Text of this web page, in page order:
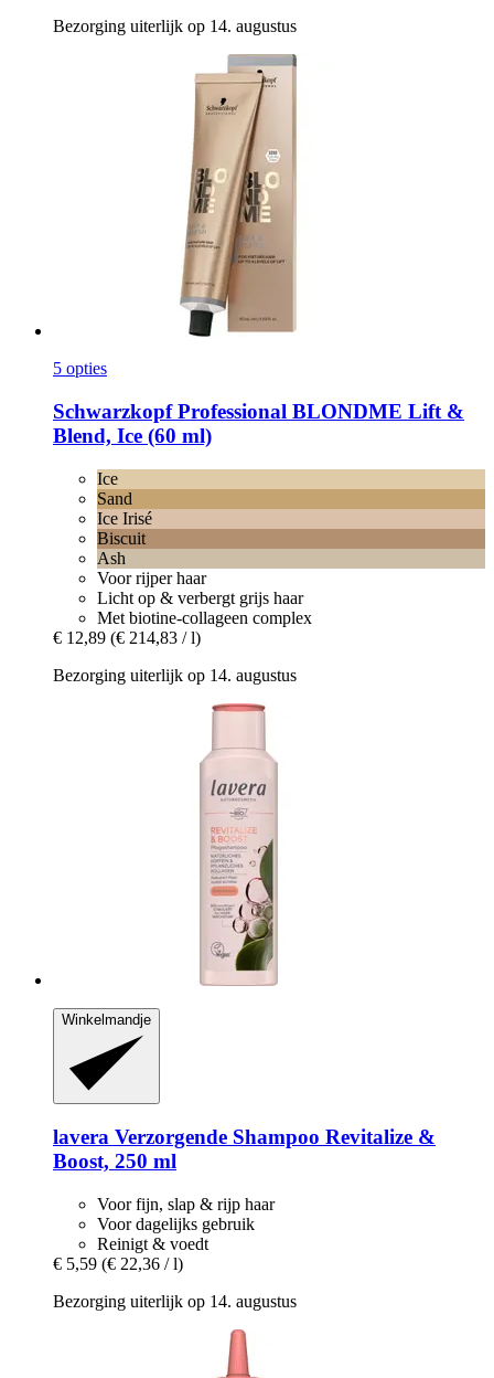
Bezorging uiterlijk op 14. augustus
5 opties
Schwarzkopf Professional BLONDME Lift &
Blend, Ice (60 ml)
Ice
Sand
Ice Irisé
Biscuit
Ash
Voor rijper haar
Licht op & verbergt grijs haar
Met biotine-collageen complex
€ 12,89 (€ 214,83 / l)
Bezorging uiterlijk op 14. augustus
Winkelmandje
lavera Verzorgende Shampoo Revitalize &
Boost, 250 ml
Voor fijn, slap & rijp haar
Voor dagelijks gebruik
Reinigt & voedt
€ 5,59 (€ 22,36 / l)
Bezorging uiterlijk op 14. augustus